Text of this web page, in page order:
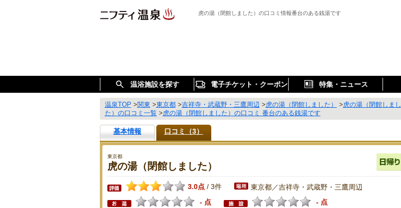
虎の湯（閉館しました）の口コミ情報番台のある銭湯です
温浴施設を探す 電子チケット・クーポン 特集・ニュース
温泉TOP >関東 >東京都>吉祥寺・武蔵野・三鷹周辺 >虎の湯（閉館しました） >虎の湯（閉館しまし
た）の口コミ一覧 >虎の湯（閉館しました）の口コミ 番台のある銭湯です
基本情報 口コミ（3）
東京都
虎の湯（閉館しました）
3.0点 / 3件 東京都／吉祥寺・武蔵野・三鷹周辺
- 点
- 点